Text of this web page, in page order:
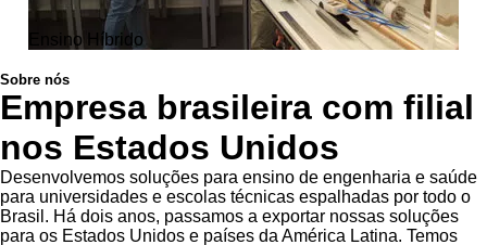
Ensino Híbrido
Sobre nós
Empresa brasileira com filial
nos Estados Unidos
Desenvolvemos soluções para ensino de engenharia e saúde
para universidades e escolas técnicas espalhadas por todo o
Brasil. Há dois anos, passamos a exportar nossas soluções
para os Estados Unidos e países da América Latina. Temos